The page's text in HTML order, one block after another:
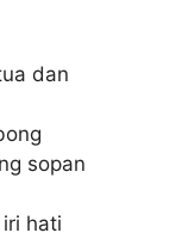
dan
sopan
hati